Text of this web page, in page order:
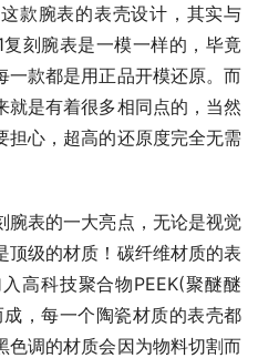
款腕表的表壳设计，其实与
刻腕表是一模一样的，毕竟
一款都是用正品开模还原。而
就是有着很多相同点的，当然
担心，超高的还原度完全无需
腕表的一大亮点，无论是视觉
顶级的材质！碳纤维材质的表
高科技聚合物PEEK(聚醚醚
，每一个陶瓷材质的表壳都
色调的材质会因为物料切割而